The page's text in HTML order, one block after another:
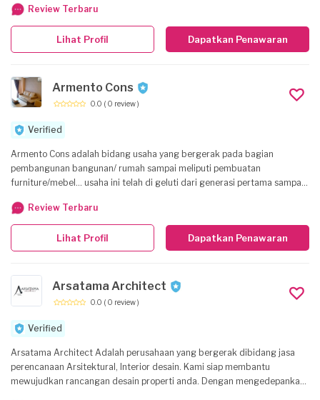
Review Terbaru
Dapatkan Penawaran
Lihat Profil
Armento Cons
0.0 ( 0 review )
Verified
Armento Cons adalah bidang usaha yang bergerak pada bagian
pembangunan bangunan/ rumah sampai meliputi pembuatan
furniture/mebel... usaha ini telah di geluti dari generasi pertama sampai
bangun ruko/rumah -instalasi listrik -pemasangan partisi, plafon, lantai -
pembuatan mebel (custom) -pengurusan izin bangunan sampai dengan
sertifikat -desain interior -dan masih banyak lainnya yang berhubungan
sekitar bangunan & funiture kami upayakan pekerjaan dengan hasil
klien... "kepuasan klien adalah prioritas utama kami"
Review Terbaru
Dapatkan Penawaran
Lihat Profil
Arsatama Architect
0.0 ( 0 review )
Verified
Arsatama Architect Adalah perusahaan yang bergerak dibidang jasa
perencanaan Arsitektural, Interior desain. Kami siap membantu
mewujudkan rancangan desain properti anda. Dengan mengedepankan